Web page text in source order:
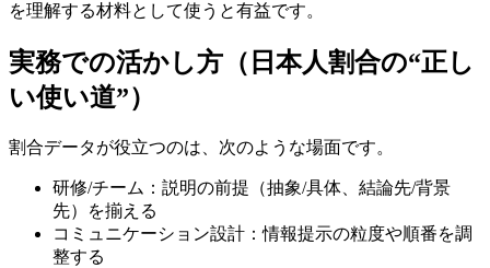
を理解する材料として使うと有益です。
実務での活かし方（日本人割合の“正し
い使い道”）
割合データが役立つのは、次のような場面です。
研修/チーム：説明の前提（抽象/具体、結論先/背景
先）を揃える
コミュニケーション設計：情報提示の粒度や順番を調
整する